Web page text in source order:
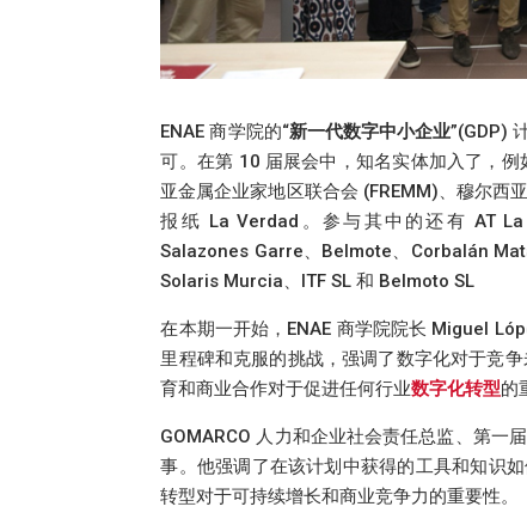
ENAE 商学院的“新一代数字中小企业”(GDP)
可。在第 10 届展会中，知名实体加入了，
亚金属企业家地区联合会 (FREMM)、穆尔西
报纸 La Verdad。参与其中的还有 AT
Salazones Garre、Belmote、Corbalán
Solaris Murcia、ITF SL 和 Belmoto SL
在本期一开始，ENAE 商学院院长 Miguel
里程碑和克服的挑战，强调了数字化对于竞
育和商业合作对于促进任何行业数字化转型的
GOMARCO 人力和企业社会责任总监、第一
事。他强调了在该计划中获得的工具和知识
转型对于可持续增长和商业竞争力的重要性。